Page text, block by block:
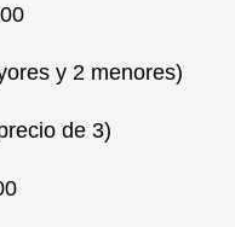
y 2 menores)
de 3)